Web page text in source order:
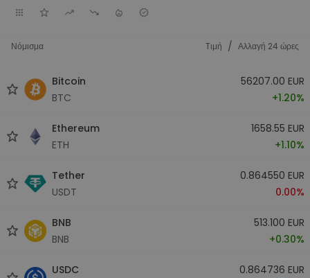
Νόμισμα Tιμή / Αλλαγή 24 ώρες
Bitcoin
BTC
56207.00 EUR
+1.20%
Ethereum
ETH
1658.55 EUR
+1.10%
Tether
USDT
0.864550 EUR
0.00%
BNB
BNB
513.100 EUR
+0.30%
USDC
0.864736 EUR